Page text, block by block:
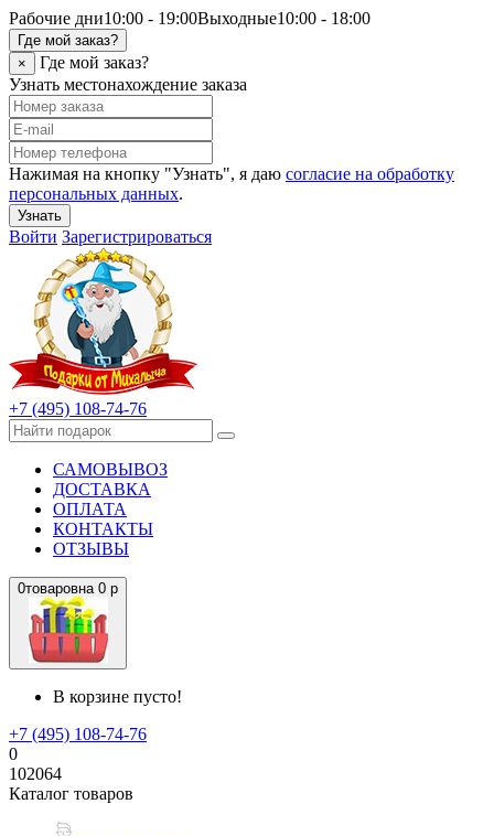
Рабочие дни10:00 - 19:00Выходные10:00 - 18:00
Где мой заказ?
×
Где мой заказ?
Узнать местонахождение заказа
Нажимая на кнопку "Узнать", я даю согласие на обработку
персональных данных.
Узнать
Войти Зарегистрироваться
+7 (495) 108-74-76
САМОВЫВОЗ
ДОСТАВКА
ОПЛАТА
КОНТАКТЫ
ОТЗЫВЫ
0товаровна 0 р
В корзине пусто!
+7 (495) 108-74-76
0
102064
Каталог товаров